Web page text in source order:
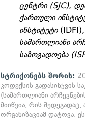
ცენტრი (SJC),
ქართული
ინსტიტუტი (IDFI),
სამართლიანი
საზოგადოება
სტრიქონებს შორის:
კოდექსის გადასინჯვის
(სამართლიანი
მიიწვია, რის
ორგანიზაციამ დატოვა.